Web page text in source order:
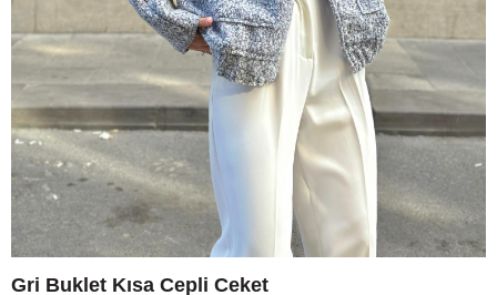
Gri Buklet Kısa Cepli Ceket